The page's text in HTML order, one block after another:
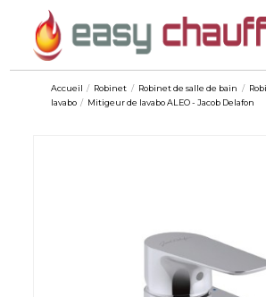
Accueil Robinet Robinet de salle de bain
lavabo
Mitigeur de lavabo ALEO - Jacob Delafon